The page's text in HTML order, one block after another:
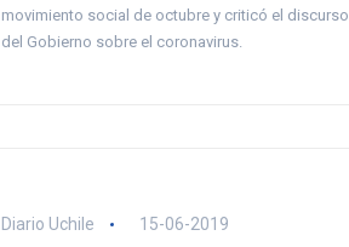
movimiento social de octubre y criticó el discurso
del Gobierno sobre el coronavirus.
Diario Uchile 15-06-2019